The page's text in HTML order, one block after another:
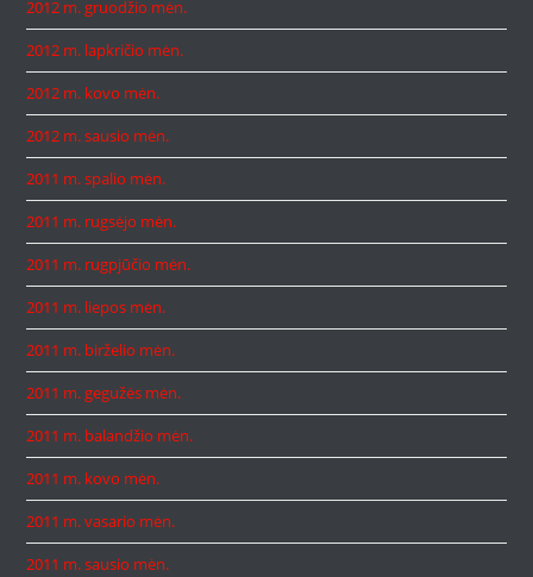
2012 m. gruodžio mėn.
2012 m. lapkričio mėn.
2012 m. kovo mėn.
2012 m. sausio mėn.
2011 m. spalio mėn.
2011 m. rugsėjo mėn.
2011 m. rugpjūčio mėn.
2011 m. liepos mėn.
2011 m. birželio mėn.
2011 m. gegužės mėn.
2011 m. balandžio mėn.
2011 m. kovo mėn.
2011 m. vasario mėn.
2011 m. sausio mėn.